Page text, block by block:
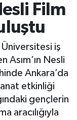
Film
Üniversitesi iş
Asım’ın Nesli
Ankara’da
etkinliği
gençlerin
aracılığıyla